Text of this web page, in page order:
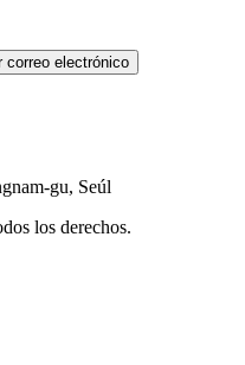
correo electrónico
gu, Seúl
los derechos.